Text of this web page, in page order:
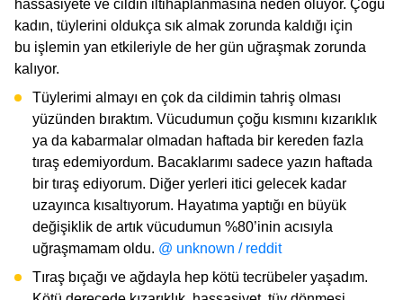
hassasiyete ve cildin iltihaplanmasına neden oluyor. Çoğu
kadın, tüylerini oldukça sık almak zorunda kaldığı için
bu işlemin yan etkileriyle de her gün uğraşmak zorunda
kalıyor.
Tüylerimi almayı en çok da cildimin tahriş olması
yüzünden bıraktım. Vücudumun çoğu kısmını kızarıklık
ya da kabarmalar olmadan haftada bir kereden fazla
tıraş edemiyordum. Bacaklarımı sadece yazın haftada
bir tıraş ediyorum. Diğer yerleri itici gelecek kadar
uzayınca kısaltıyorum. Hayatıma yaptığı en büyük
değişiklik de artık vücudumun %80’inin acısıyla
uğraşmamam oldu. @ unknown / reddit
Tıraş bıçağı ve ağdayla hep kötü tecrübeler yaşadım.